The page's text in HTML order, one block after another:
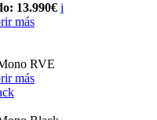
13.990€ i
más
RVE
más